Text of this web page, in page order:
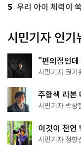
5 우리 아이 체력이
시민기자 인기
"편의점인
한 편의점의
시민기자 권기
주황색 리본
서울둘레길
시민기자 박상
이것이 천연
나볼까
시민기자 정향